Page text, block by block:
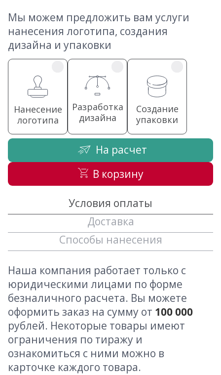
Мы можем предложить вам услуги
нанесения логотипа, создания
дизайна и упаковки
Нанесение
логотипа
Разработка
дизайна
Создание
упаковки
На расчет
В корзину
Условия оплаты
Доставка
Способы нанесения
Наша компания работает только с
юридическими лицами по форме
безналичного расчета. Вы можете
оформить заказ на сумму от 100 000
рублей. Некоторые товары имеют
ограничения по тиражу и
ознакомиться с ними можно в
карточке каждого товара.